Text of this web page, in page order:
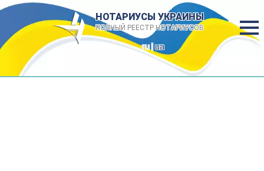
НОТАРИУСЫ УКРАИНЫ
ПОЛНЫЙ РЕЕСТР НОТАРИУСОВ
ru |ua